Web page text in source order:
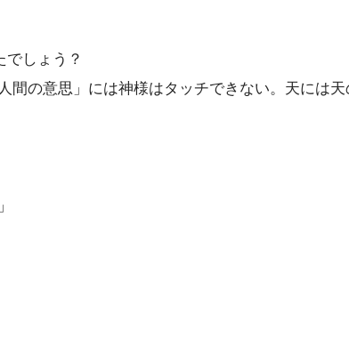
しょう？
の意思」には神様はタッチできない。天には